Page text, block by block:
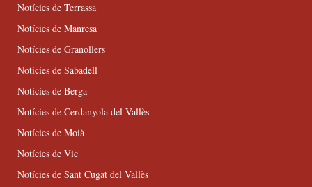
Notícies de Terrassa
Notícies de Manresa
Notícies de Granollers
Notícies de Sabadell
Notícies de Berga
Notícies de Cerdanyola del Vallès
Notícies de Moià
Notícies de Vic
Notícies de Sant Cugat del Vallès